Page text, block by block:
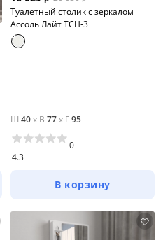
Туалетный столик с зеркалом
Ассоль Лайт ТСН-3
Ш 40x В 77x Г95
4.3
0
В корзину